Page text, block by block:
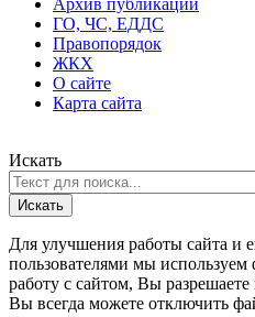
Архив публикаций
ГО, ЧС, ЕДДС
Правопорядок
ЖКХ
О сайте
Карта сайта
Искать
Искать
Для улучшения работы сайта и
пользователями мы
работу с сайтом, Вы
Вы всегда можете отключить